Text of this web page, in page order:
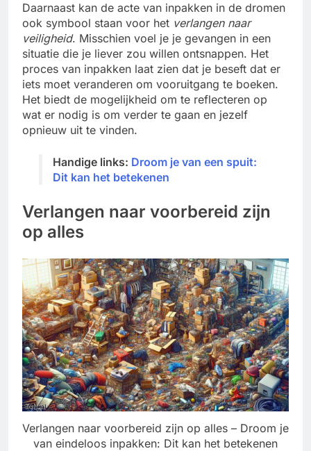
Daarnaast kan de acte van inpakken in de dromen
ook symbool staan voor het verlangen naar
veiligheid. Misschien voel je je gevangen in een
situatie die je liever zou willen ontsnappen. Het
proces van inpakken laat zien dat je beseft dat er
iets moet veranderen om vooruitgang te boeken.
Het biedt de mogelijkheid om te reflecteren op
wat er nodig is om verder te gaan en jezelf
opnieuw uit te vinden.
Handige links: Droom je van een spuit:
Dit kan het betekenen
Verlangen naar voorbereid zijn
op alles
Verlangen naar voorbereid zijn op alles – Droom je
van eindeloos inpakken: Dit kan het betekenen